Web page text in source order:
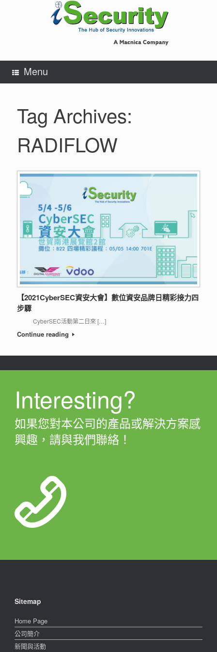
Menu
Tag Archives:
RADIFLOW
【2021CyberSEC資安大會】數位資安品牌日精彩接力四
步驟
CyberSEC活動第二日來 […]
Continue reading
Interesting?
如果您對本公司的產品或解決方案感
興趣，請與我們聯絡！
Sitemap
Home Page
公司簡介
新聞與活動